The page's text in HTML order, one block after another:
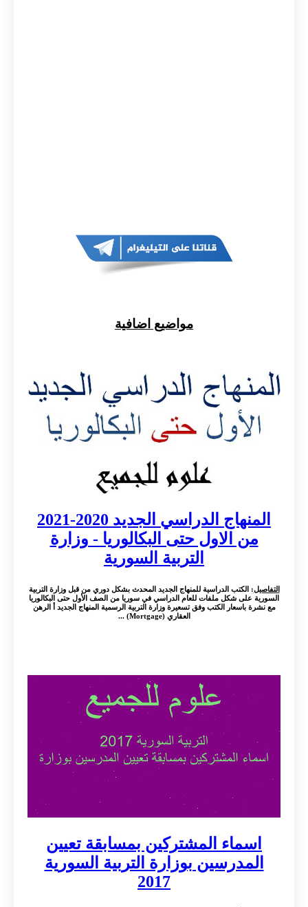
مواضيع اضافية
المنهاج الدراسي الجديد 2020-2021
من الاول حتى البكالوريا - وزارة
التربية السورية
التفاصيل: الكتب الدراسية للمنهاج الجديد المحدث بشكل دوري من قبل وزارة التربية
السورية على شكل ملفات للعام الدراسي في سوريا من الصف الأول حتى البكالوريا
مع نشرة باسعار الكتب وفق تسعيرة وزارة التربية الرسمية المنهاج الجديد أ الرهن
العقاري (Mortgage) ...
اسماء المشتركين بمسابقة تعيين
المدرسين بوزارة التربية السورية
2017